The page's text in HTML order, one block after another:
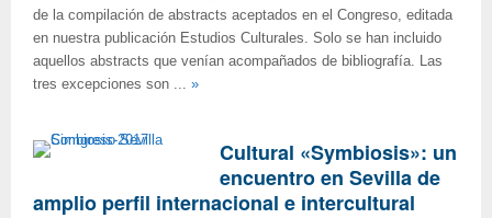
de la compilación de abstracts aceptados en el Congreso, editada
en nuestra publicación Estudios Culturales. Solo se han incluido
aquellos abstracts que venían acompañados de bibliografía. Las
tres excepciones son ... »
Cultural «Symbiosis»: un
encuentro en Sevilla de
amplio perfil internacional e intercultural